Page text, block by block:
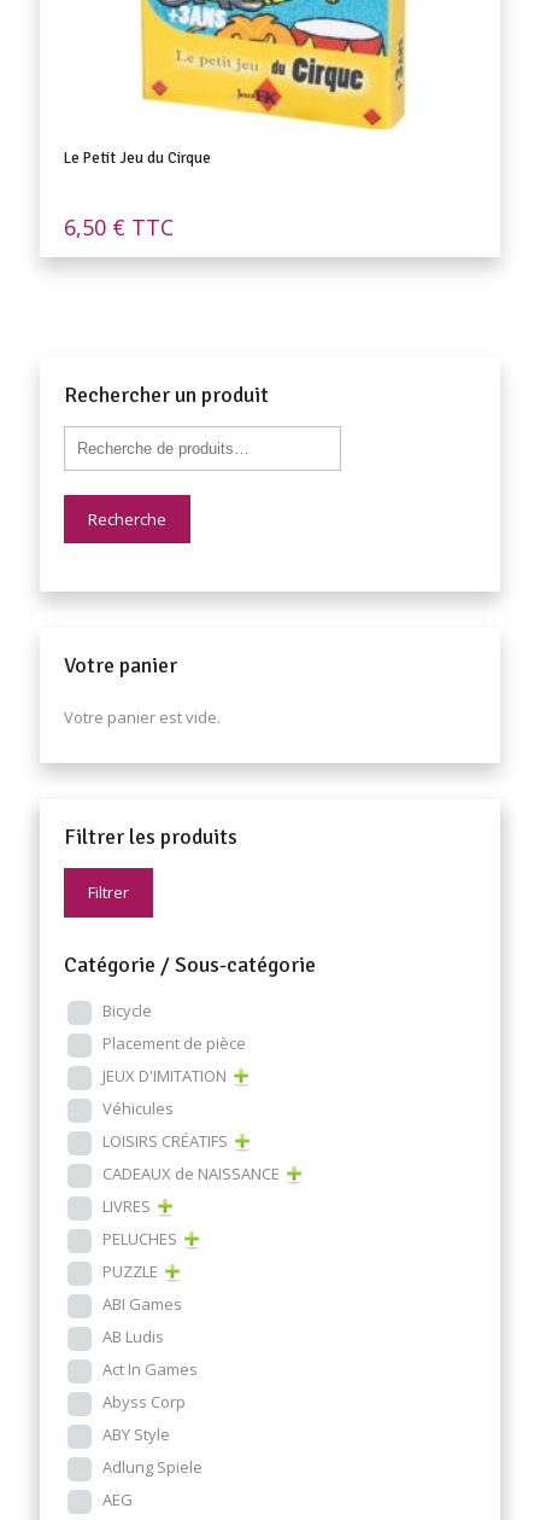
Le Petit Jeu du Cirque
6,50 € TTC
Rechercher un produit
Recherche
Votre panier
Votre panier est vide.
Filtrer les produits
Filtrer
Catégorie / Sous-catégorie
Bicycle
Placement de pièce
JEUX D'IMITATION
Véhicules
LOISIRS CRÉATIFS
CADEAUX de NAISSANCE
LIVRES
PELUCHES
PUZZLE
ABI Games
AB Ludis
Act In Games
Abyss Corp
ABY Style
Adlung Spiele
AEG